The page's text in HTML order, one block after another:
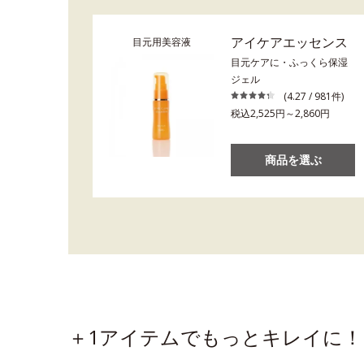
目元用美容液 アイケアエッセンス
目元ケアに・ふっくら保湿
ジェル
(4.27 / 981件)
税込2,525円～2,860円
商品を選ぶ
＋1アイテムでもっとキレイに！